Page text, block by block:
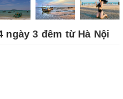
ngày 3 đêm từ Hà Nội